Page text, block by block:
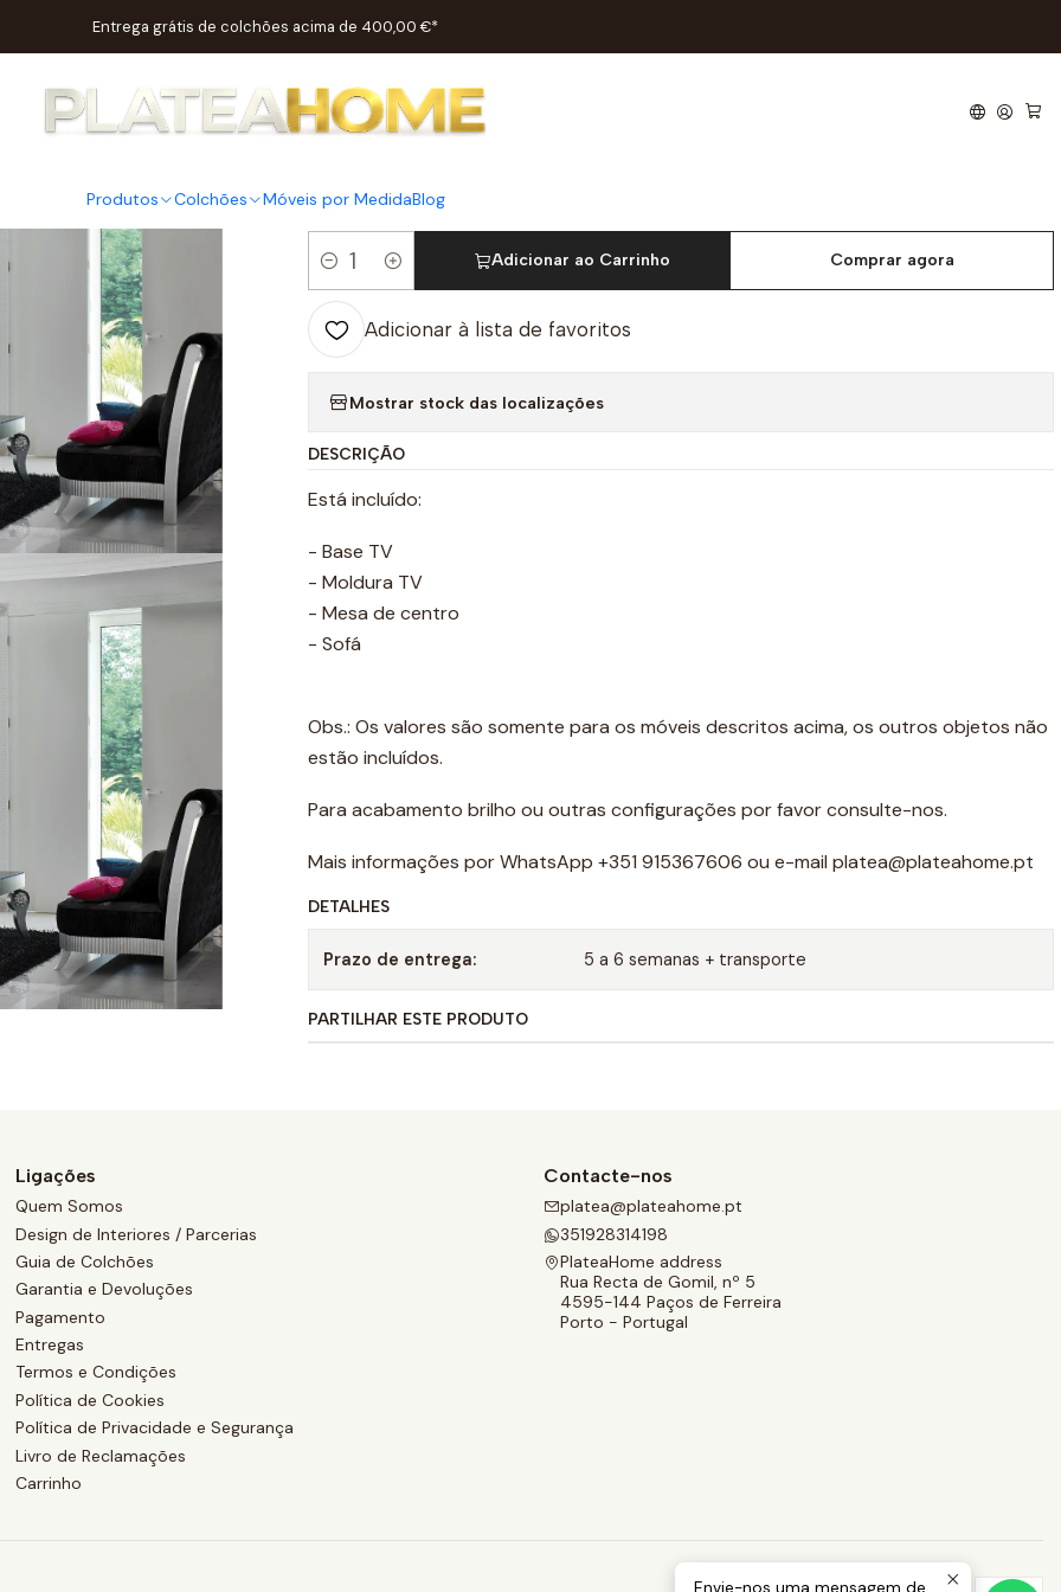
Produtos Colchões Móveis por MedidaBlog
Entrega grátis de colchões acima de 400,00 €*
Salas Salas de Estar Sala de Estar Mate Preto/Prata M170
|
Sala de Estar Mate Preto/Prata
M170
Quantidade
Adicionar ao Carrinho Comprar agora
Adicionar à lista de favoritos
Mostrar stock das localizações
DESCRIÇÃO
Está incluído:
- Base TV
- Moldura TV
- Mesa de centro
- Sofá
Obs.: Os valores são somente para os móveis descritos acima, os outros objetos não
estão incluídos.
Para acabamento brilho ou outras configurações por favor consulte-nos.
Mais informações por WhatsApp +351 915367606 ou e-mail platea@plateahome.pt
DETALHES
Prazo de entrega: 5 a 6 semanas + transporte
PARTILHAR ESTE PRODUTO
Ligações
Quem Somos
Design de Interiores / Parcerias
Guia de Colchões
Garantia e Devoluções
Pagamento
Entregas
Termos e Condições
Política de Cookies
Política de Privacidade e Segurança
Livro de Reclamações
Carrinho
Contacte-nos
platea@plateahome.pt
351928314198
PlateaHome address
Rua Recta de Gomil, nº 5
4595-144 Paços de Ferreira
Porto - Portugal
Envie-nos uma mensagem de